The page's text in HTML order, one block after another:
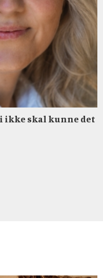
ikke skal kunne det